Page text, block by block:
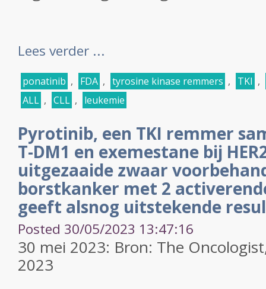
Lees verder ...
ponatinib , FDA , tyrosine kinase remmers , TKI ,
ALL , CLL , leukemie
Pyrotinib, een TKI remmer
T-DM1 en exemestane bij
uitgezaaide zwaar
borstkanker met 2
geeft alsnog uitstekende
Posted 30/05/2023 13:47:16
30 mei 2023: Bron: The
2023